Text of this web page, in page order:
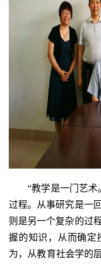
“教学是一门艺
过程。从事研究是一
则是另一个复杂的过
握的知识，从而确定
为，从教育社会学的